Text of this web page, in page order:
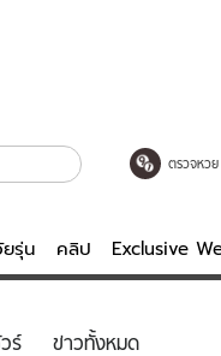
ตรวจหวย
รุ่น คลิป Exclusive
บันเทิงครบรส
ร์ ข่าวทั้งหมด